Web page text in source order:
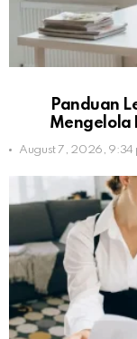
Panduan
Mengelola
August 7, 2026, 9:34